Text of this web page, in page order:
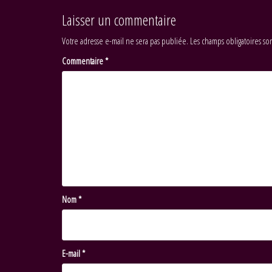
Laisser un commentaire
Votre adresse e-mail ne sera pas publiée. Les champs obligatoires
Commentaire*
Nom*
E-mail*